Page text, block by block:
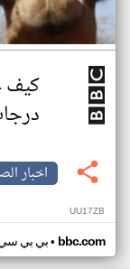
كيف
اخبار
UU17ZB
بي بي• bbc.com